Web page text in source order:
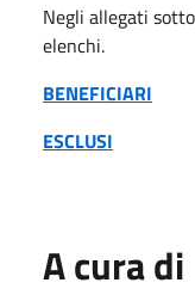
Negli allegati
elenchi.
BENEFICIARI
ESCLUSI
A cura di